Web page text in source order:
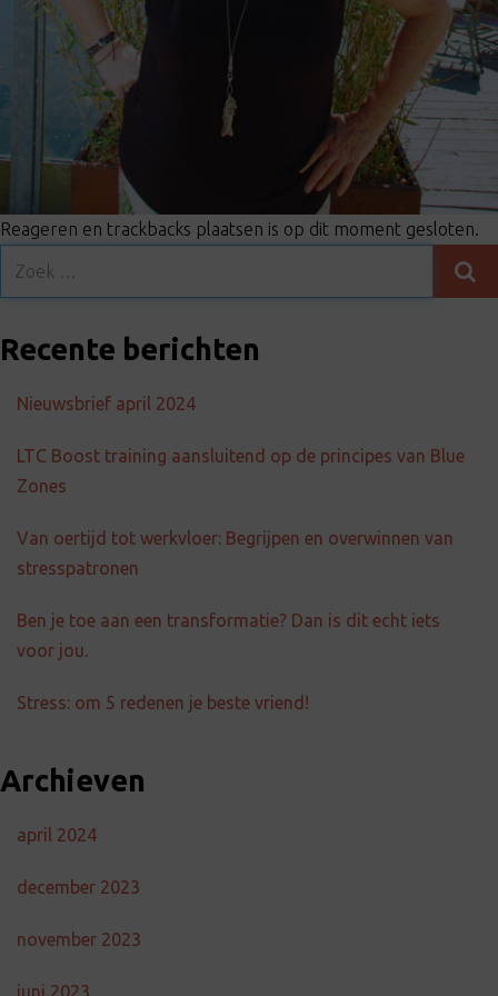
Reageren en trackbacks plaatsen is op dit moment gesloten.
Recente berichten
Nieuwsbrief april 2024
LTC Boost training aansluitend op de principes van Blue
Zones
Van oertijd tot werkvloer: Begrijpen en overwinnen van
stresspatronen
Ben je toe aan een transformatie? Dan is dit echt iets
voor jou.
Stress: om 5 redenen je beste vriend!
Archieven
april 2024
december 2023
november 2023
juni 2023